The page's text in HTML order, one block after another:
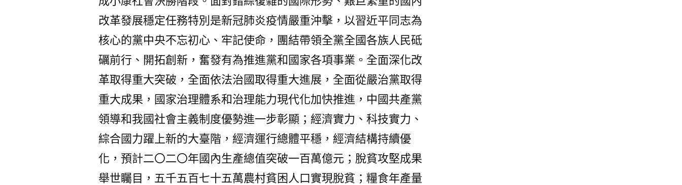
五
OSDER
奧
斯
德
材
報
價
年
劃
和
改革發展穩定任務特別是新冠肺炎疫情嚴重沖擊，以習近平同志為
核心的黨中央不忘初心、牢記使命，團結帶領全黨全國各族人民砥
礪前行、開拓創新，奮發有為推進黨和國家各項事業。全面深化改
革取得重大突破，全面依法治國取得重大進展，全面從嚴治黨取得
重大成果，國家治理體系和治理能力現代化加快推進，中國共產黨
領導和我國社會主義制度優勢進一步彰顯；經濟實力、科技實力、
綜合國力躍上新的大臺階，經濟運行總體平穩，經濟結構持續優
化，預計二〇二〇年國內生產總值突破一百萬億元；脫貧攻堅成果
舉世矚目，五千五百七十五萬農村貧困人口實現脫貧；糧食年產量